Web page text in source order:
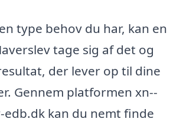
type behov du har, kan en
tage sig af det og
der lever op til dine
Gennem platformen xn--
kan du nemt finde